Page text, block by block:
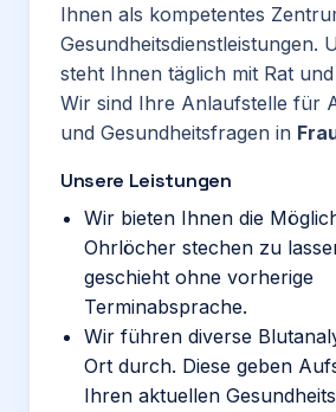
Ihnen als kompetentes
Gesundheitsdienstleistungen.
steht Ihnen täglich mit Rat
Wir sind Ihre Anlaufstelle für
und Gesundheitsfragen in
Unsere Leistungen
Wir bieten Ihnen die
Ohrlöcher stechen zu
geschieht ohne vorherige
Terminabsprache.
Wir führen diverse
Ort durch. Diese geben
Ihren aktuellen